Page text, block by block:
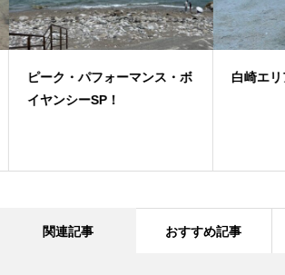
ピーク・パフォーマンス・ボ
イヤンシーSP！
白崎エリ
関連記事 おすすめ記事